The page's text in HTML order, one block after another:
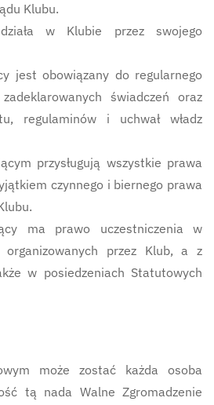
Klubu.
w Klubie przez swojego
jest obowiązany do regularnego
świadczeń oraz
regulaminów i uchwał władz
przysługują wszystkie prawa
czynnego i biernego prawa
ma prawo uczestniczenia w
przez Klub, a z
w posiedzeniach Statutowych
może zostać każda osoba
tą nada Walne Zgromadzenie